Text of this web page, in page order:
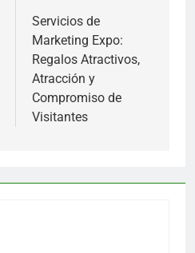
Servicios de
Marketing Expo:
Regalos Atractivos,
Atracción y
Compromiso de
Visitantes